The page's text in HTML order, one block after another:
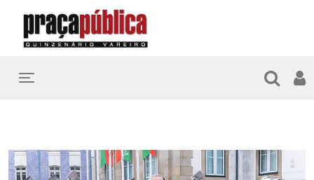
Toggle navigation